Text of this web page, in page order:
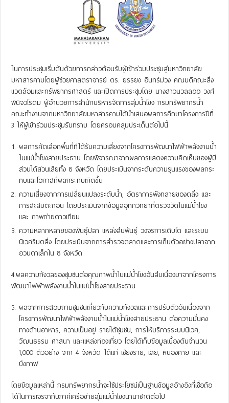
ในการประชุมเริ่มต้นด้วยการกล่าวต้อนรับผู้เข้าร่วมประชุมสู่มหาวิทยาลัย
มหาสารคามโดยผู้ช่วยศาสตราจารย์ ดร. ยรรยง อินทร์ม่วง คณบดีคณะสิ่ง
แวดล้อมและทรัพยากรศาสตร์ และเปิดการประชุมโดย นางสาวนวลลออ วงศ์
พินิจวโรดม ผู้อำนวยการสำนักบริหารจัดการลุ่มน้ำโขง กรมทรัพยากรน้ำ
คณะทำงานจากมหาวิทยาลัยมหาสารคามได้นำเสนอผลการศึกษาโครงการปีที่
3 ให้ผู้เข้าร่วมประชุมรับทราบ โดยครอบคลุมประเด็นต่อไปนี้
ผลการคัดเลือกพื้นที่ทีได้รับความเสี่ยงจากโครงการพัฒนาไฟฟ้าพลังงานน้ำ
ในแม่น้ำโขงสายประธาน โดยพิจารณาจากผลการแสดงความคิดเห็นของผู้มี
ส่วนได้ส่วนเสียทั้ง 8 จังหวัด โดยประเมินจากระดับความรุนแรงของผลกระ
ทบและโอกาสที่ผลกระทบเกิดขึ้น
ความเสี่ยงจากการเปลี่ยนแปลงระดับน้ำ, อัตราการพังทลายของตลิ่ง และ
การสะสมตะกอน โดยประเมินจากข้อมูลอุทกวิทยาที่ตรวจวัดในแม่น้ำโขง
และ ภาพถ่ายดาวเทียม
ความหลากหลายของพันธุ์ปลา แหล่งสืบพันธุ์ วงจรการเติบโต และระบบ
นิเวศริมตลิ่ง โดยประเมินจากการสำรวจตลาดและการเก็บตัวอย่างปลาจาก
อวนตาเล็กใน 8 จังหวัด
4.ผลความกังวลของชุมชนต่อคุณภาพน้ำในแม่น้ำโขงอันสืบเนื่องมาจากโครงการ
พัฒนาไฟฟ้าพลังงานน้ำในแม่น้ำโขงสายประธาน
ผลจากการสอบถามชุมชนเกี่ยวกับความกังวลและการปรับตัวอันเนื่องจาก
โครงการพัฒนาไฟฟ้าพลังงานน้ำในแม่น้ำโขงสายประธาน ต่อความมั่นคง
ทางด้านอาหาร, ความเป็นอยู่ รายได้ชุมชน, การให้บริการระบบนิเวศ,
วัฒนธรรม ศาสนา และแหล่งท่องเที่ยว โดยได้เก็บข้อมูลเบื้องต้นจำนวน
1,000 ตัวอย่าง จาก 4 จังหวัด ได้แก่ เชียงราย, เลย, หนองคาย และ
บึงกาฬ
โดยข้อมูลเหล่านี้ กรมทรัพยากรน้ำจะใช้ประโยชน์เป็นฐานข้อมูลอ้างอิงที่เชื่อถือ
ได้ในการเจรจากับภาคีเครือข่ายลุ่มแม่น้ำโขงนานาชาติต่อไป